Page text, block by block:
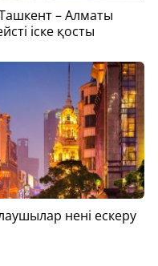
– Алматы
іске қосты
нені ескеру